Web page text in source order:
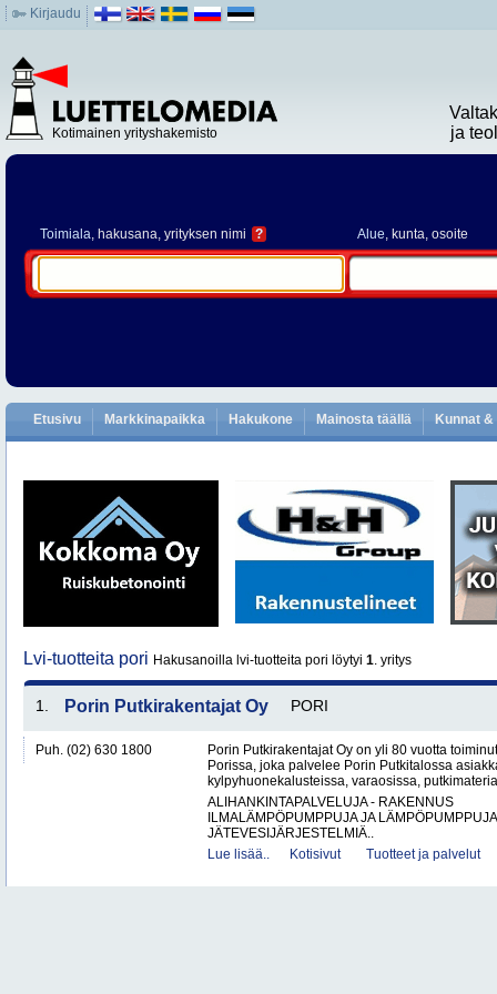
Kirjaudu
Kotimainen yrityshakemisto
ja
Toimiala, hakusana, yrityksen nimi ? Alue, kunta, osoite
Etusivu Markkinapaikka Hakukone Mainosta täällä Kunnat
Lvi-tuotteita pori Hakusanoilla lvi-tuotteita pori löytyi 1. yritys
1. Porin Putkirakentajat Oy PORI
Puh. (02) 630 1800
Porin Putkirakentajat Oy on yli 80 vuotta
Porissa, joka palvelee Porin Putkitalossa
kylpyhuonekalusteissa, varaosissa,
ALIHANKINTAPALVELUJA - RAKENNUS
ILMALÄMPÖPUMPPUJA JA LÄMPÖPUMPPUJA
JÄTEVESIJÄRJESTELMIÄ..
Lue lisää..
Kotisivut Tuotteet ja palvelut